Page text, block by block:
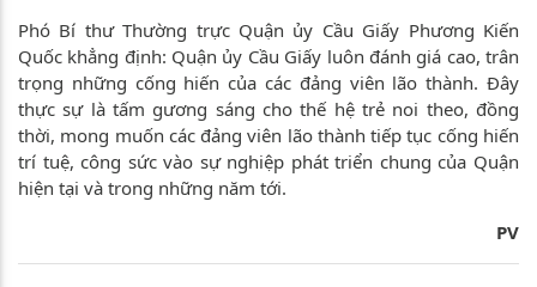
Phó Bí thư Thường trực Quận ủy Cầu Giấy Phương Kiến
Quốc khẳng định: Quận ủy Cầu Giấy luôn đánh giá cao, trân
trọng những cống hiến của các đảng viên lão thành. Đây
thực sự là tấm gương sáng cho thế hệ trẻ noi theo, đồng
thời, mong muốn các đảng viên lão thành tiếp tục cống hiến
trí tuệ, công sức vào sự nghiệp phát triển chung của Quận
hiện tại và trong những năm tới.
PV